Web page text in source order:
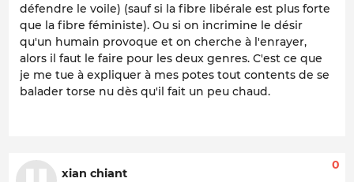
défendre le voile) (sauf si la fibre libérale est plus forte
que la fibre féministe). Ou si on incrimine le désir
qu'un humain provoque et on cherche à l'enrayer,
alors il faut le faire pour les deux genres. C'est ce que
je me tue à expliquer à mes potes tout contents de se
balader torse nu dès qu'il fait un peu chaud.
xian chiant
0